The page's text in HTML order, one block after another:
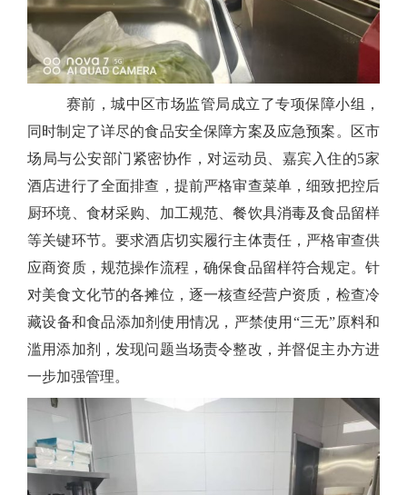
赛前，城中区市场监管局成立了专项保障小组，
同时制定了详尽的食品安全保障方案及应急预案。区市
场局与公安部门紧密协作，对运动员、嘉宾入住的5家
酒店进行了全面排查，提前严格审查菜单，细致把控后
厨环境、食材采购、加工规范、餐饮具消毒及食品留样
等关键环节。要求酒店切实履行主体责任，严格审查供
应商资质，规范操作流程，确保食品留样符合规定。针
对美食文化节的各摊位，逐一核查经营户资质，检查冷
藏设备和食品添加剂使用情况，严禁使用“三无”原料和
滥用添加剂，发现问题当场责令整改，并督促主办方进
一步加强管理。